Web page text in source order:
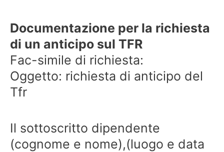
Documentazione per la richiesta
di un anticipo sul TFR
Fac-simile di richiesta:
Oggetto: richiesta di anticipo del
Tfr
Il sottoscritto dipendente
(cognome e nome),(luogo e data